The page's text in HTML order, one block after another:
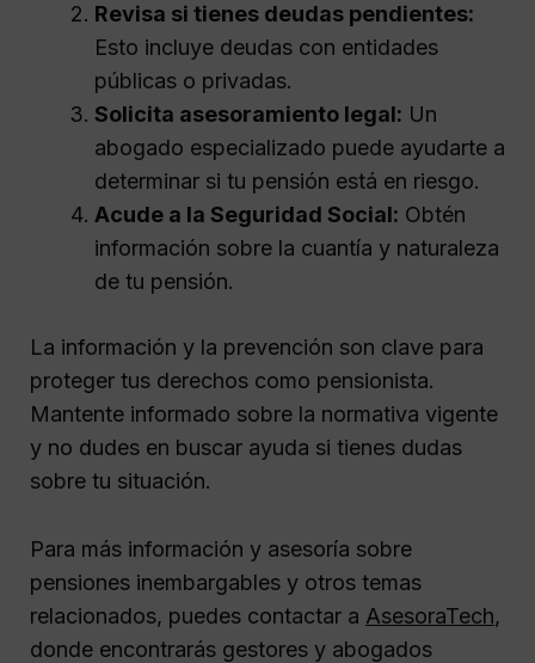
Revisa si tienes deudas pendientes:
Esto incluye deudas con entidades
públicas o privadas.
Solicita asesoramiento legal: Un
abogado especializado puede ayudarte a
determinar si tu pensión está en riesgo.
Acude a la Seguridad Social: Obtén
información sobre la cuantía y naturaleza
de tu pensión.
La información y la prevención son clave para
proteger tus derechos como pensionista.
Mantente informado sobre la normativa vigente
y no dudes en buscar ayuda si tienes dudas
sobre tu situación.
Para más información y asesoría sobre
pensiones inembargables y otros temas
relacionados, puedes contactar a AsesoraTech,
donde encontrarás gestores y abogados